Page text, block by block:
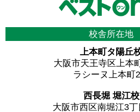
校舎所在地
上本町タ陽丘
大阪市天王寺区上本
ラシーヌ上本町
西長堀 堀江校
大阪市西区南堀江3